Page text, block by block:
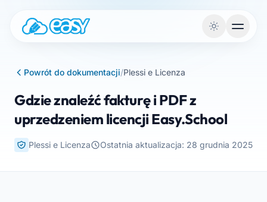
Powrót do dokumentacji/Plessi e Licenza
Gdzie znaleźć fakturę i PDF z
uprzedzeniem licencji Easy.School
Plessi e Licenza Ostatnia aktualizacja: 28 grudnia 2025